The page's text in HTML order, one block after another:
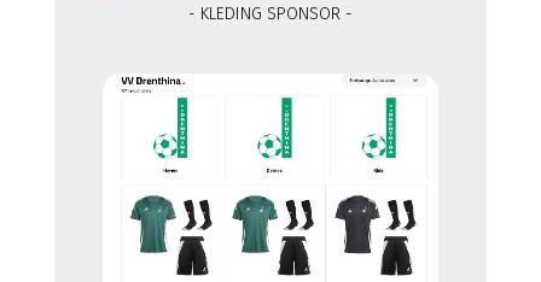
- KLEDING SPONSOR -